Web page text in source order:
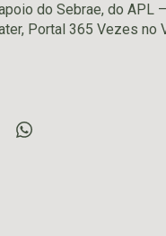
do Sebrae, do APL
Portal 365 Vezes no